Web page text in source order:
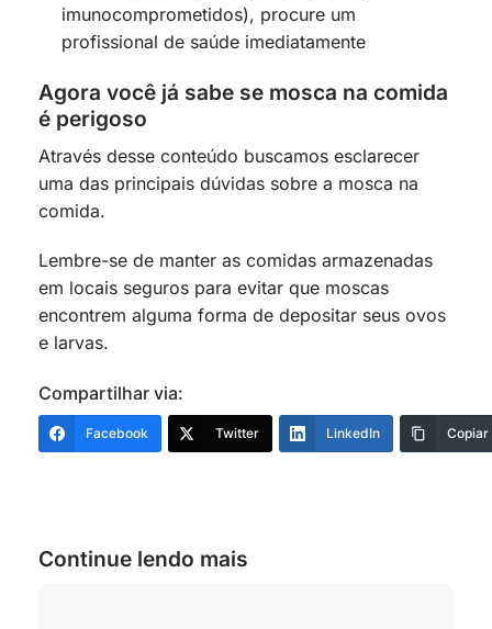
imunocomprometidos), procure um
profissional de saúde imediatamente
Agora você já sabe se mosca na comida
é perigoso
Através desse conteúdo buscamos esclarecer
uma das principais dúvidas sobre a mosca na
comida.
Lembre-se de manter as comidas armazenadas
em locais seguros para evitar que moscas
encontrem alguma forma de depositar seus ovos
e larvas.
Compartilhar via:
Facebook Twitter LinkedIn Copiar
Continue lendo mais